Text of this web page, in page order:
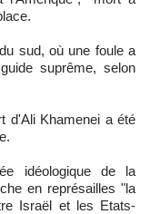
sud, où une foule a
suprême, selon
d'Ali Khamenei a été
idéologique de la
en représailles "la
Israël et les Etats-